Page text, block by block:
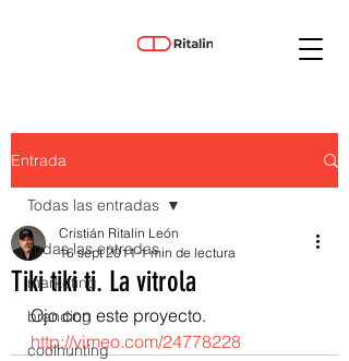
Entrada
Todas las entradas
marketing
branding
coolhunting
Todas las entradas
Tiki tiki ti. La vitrola
Cristián Ritalin León
16 sept 2011 1 min de lectura
Ojo con este proyecto.
http://vimeo.com/24778228